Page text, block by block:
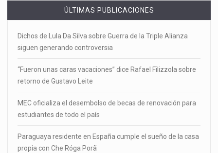
ÚLTIMAS PUBLICACIONES
Dichos de Lula Da Silva sobre Guerra de la Triple Alianza
siguen generando controversia
“Fueron unas caras vacaciones” dice Rafael Filizzola sobre
retorno de Gustavo Leite
MEC oficializa el desembolso de becas de renovación para
estudiantes de todo el país
Paraguaya residente en España cumple el sueño de la casa
propia con Che Róga Porã